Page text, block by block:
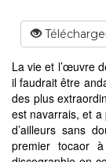
La vie et l’œuvre
il faudrait être
des plus
est navarrais, et a
d’ailleurs sans
premier tocaor